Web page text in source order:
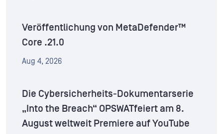
Veröffentlichung von MetaDefender™
Core .21.0
Aug 4, 2026
Die Cybersicherheits-Dokumentarserie
„Into the Breach“ OPSWATfeiert am 8.
August weltweit Premiere auf YouTube